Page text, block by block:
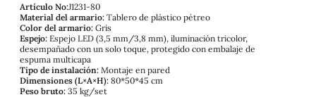
Artículo No:J1231-80
Material del armario: Tablero de plástico pétreo
Color del armario: Gris
Espejo: Espejo LED (3,5 mm/3,8 mm), iluminación tricolor,
desempañado con un solo toque, protegido con embalaje de
espuma multicapa
Tipo de instalación: Montaje en pared
Dimensiones (L×A×H): 80*50*45 cm
Peso bruto: 35 kg/set